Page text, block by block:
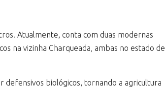
Atualmente, conta com duas modernas
na vizinha Charqueada, ambas no estado de
biológicos, tornando a agricultura